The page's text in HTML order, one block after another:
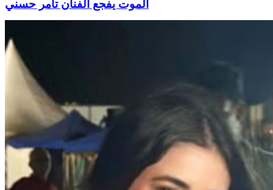
الموت يفجع الفنان تامر حسني